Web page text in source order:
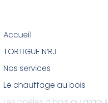
Accueil
TORTIGUE N’RJ
Nos services
Le chauffage au bois